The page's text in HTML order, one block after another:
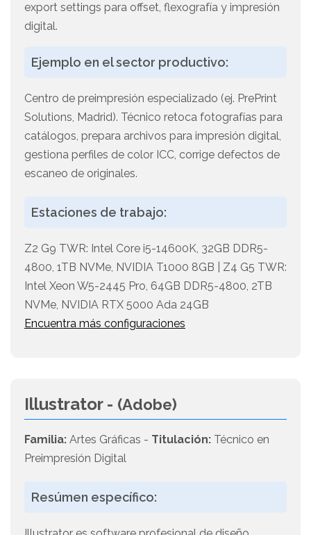
export settings para offset, flexografía y impresión
digital.
Ejemplo en el sector productivo:
Centro de preimpresión especializado (ej. PrePrint
Solutions, Madrid). Técnico retoca fotografías para
catálogos, prepara archivos para impresión digital,
gestiona perfiles de color ICC, corrige defectos de
escaneo de originales.
Estaciones de trabajo:
Z2 G9 TWR: Intel Core i5-14600K, 32GB DDR5-
4800, 1TB NVMe, NVIDIA T1000 8GB | Z4 G5 TWR:
Intel Xeon W5-2445 Pro, 64GB DDR5-4800, 2TB
NVMe, NVIDIA RTX 5000 Ada 24GB
Encuentra más configuraciones
Illustrator - (Adobe)
Familia: Artes Gráficas - Titulación: Técnico en
Preimpresión Digital
Resúmen específico: